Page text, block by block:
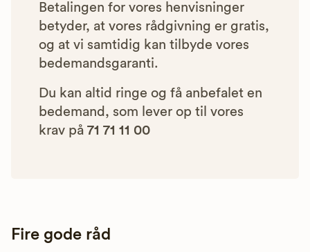
Betalingen for vores henvisninger
betyder, at vores rådgivning er gratis,
og at vi samtidig kan tilbyde vores
bedemandsgaranti.
Du kan altid ringe og få anbefalet en
bedemand, som lever op til vores
krav på 71 71 11 00
Fire gode råd